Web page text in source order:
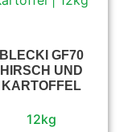
BLECKI GF70
HIRSCH UND
KARTOFFEL
12kg